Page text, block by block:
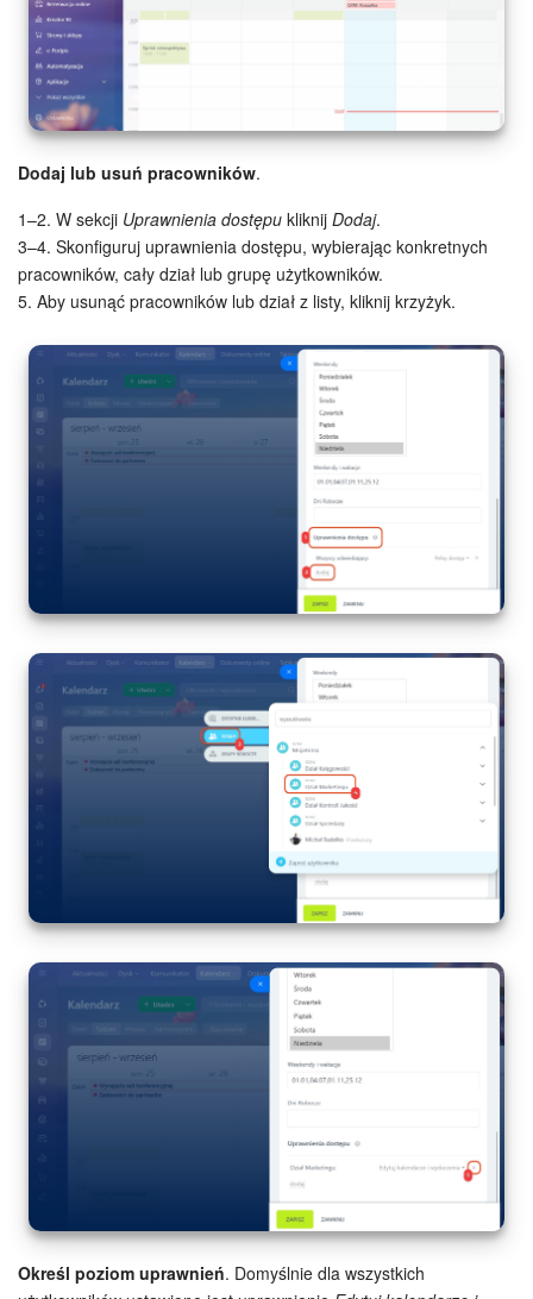
Wsparcie Bitrix24
AI CoPilot
Bitrix24 On-premise
e-Podpis
e-Podpis w HR
Kreator BI
Sklep online
Kwestie ogólne
Collaby
Rezerwacja online
ZAŁÓŻ KONTO
LOGOWANIE
Dodaj lub usuń pracowników.
1–2. W sekcji Uprawnienia dostępu kliknij Dodaj.
3–4. Skonfiguruj uprawnienia dostępu, wybierając konkretnych
pracowników, cały dział lub grupę użytkowników.
5. Aby usunąć pracowników lub dział z listy, kliknij krzyżyk.
Określ poziom uprawnień. Domyślnie dla wszystkich